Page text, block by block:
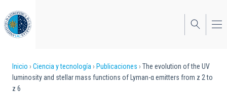
al
contenido
principal
Sobrescribir
enlaces
Inicio Ciencia y tecnología Publicaciones
The evolution of the UV
luminosity and stellar mass functions of Lyman-α emitters from z 2 to
z 6